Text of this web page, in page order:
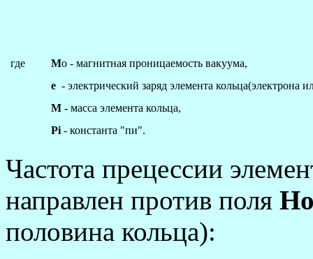
где Mo - магнитная проницаемость вакуума,
e - электрический заряд элемента кольца(электрона
M - масса элемента кольца,
Рi - константа "пи".
Частота прецессии
направлен против поля
половина кольца):